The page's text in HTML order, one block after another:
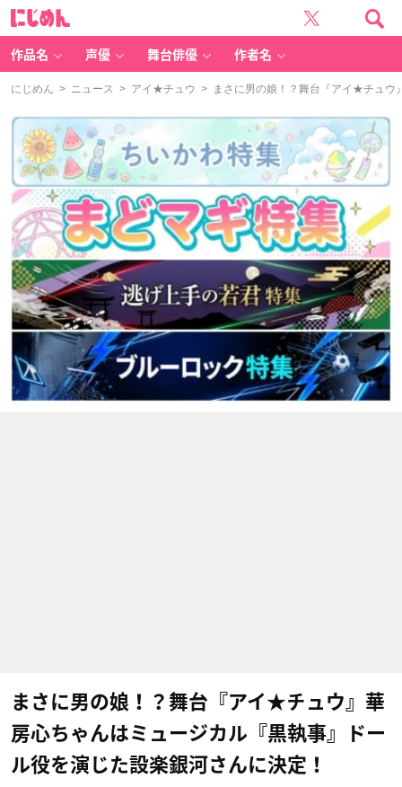
作品名 声優 舞台俳優 作者名
にじめん > ニュース > アイ★チュウ > まさに男の娘！？舞台『アイ★チュウ
まさに男の娘！？舞台『アイ★チュウ』華
房心ちゃんはミュージカル『黒執事』​ドー
ル役を演じた設楽銀河さんに決定！